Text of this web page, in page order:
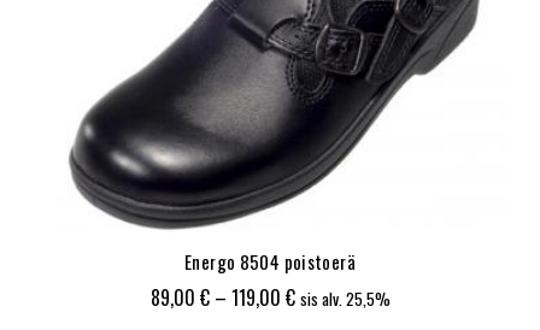
Energo 8504 poistoerä
89,00 € – 119,00 €Hintaluokka:
sis alv. 25,5%